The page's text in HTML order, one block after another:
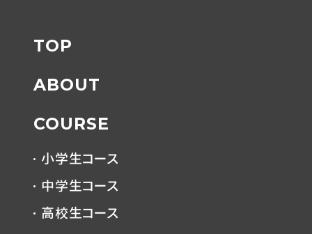
TOP
ABOUT
COURSE
小学生コース
中学生コース
高校生コース